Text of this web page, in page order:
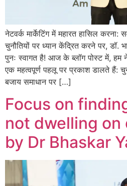
नेटवर्क मार्केटिंग में महारत हासिल करना:
चुनौतियों पर ध्यान केंद्रित करने पर, डॉ.
पुनः स्वागत है! आज के ब्लॉग पोस्ट में, हम
एक महत्वपूर्ण पहलू पर प्रकाश डालते हैं:
बजाय समाधान पर […]
Focus on
not dwelling on
by Dr Bhaskar